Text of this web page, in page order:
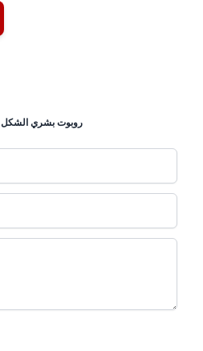
Agility Digit روبوت بشري الشكل